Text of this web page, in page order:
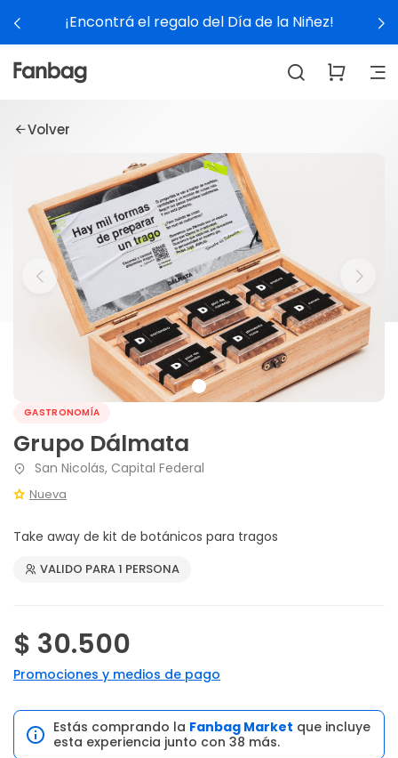
¡Encontrá el regalo del Día de la Niñez!
Volver
GASTRONOMÍA
Grupo Dálmata
San Nicolás, Capital Federal
Nueva
Take away de kit de botánicos para tragos
VALIDO PARA 1 PERSONA
$ 30.500
Promociones y medios de pago
Estás comprando la Fanbag Market que incluye
esta experiencia junto con 38 más.